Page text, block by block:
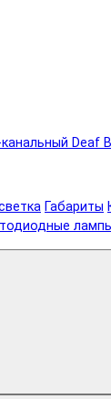
Deaf
Габариты